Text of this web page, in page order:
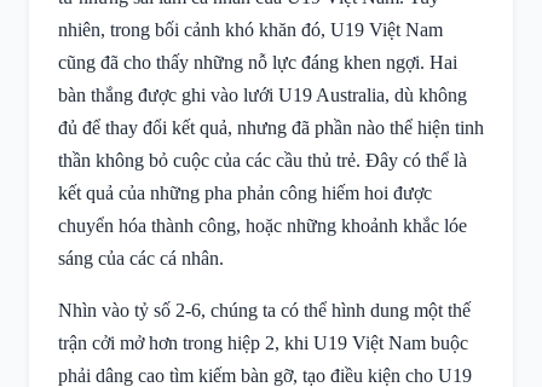
nhiên, trong bối cảnh khó khăn đó, U19 Việt Nam
cũng đã cho thấy những nỗ lực đáng khen ngợi. Hai
bàn thắng được ghi vào lưới U19 Australia, dù không
đủ để thay đổi kết quả, nhưng đã phần nào thể hiện tinh
thần không bỏ cuộc của các cầu thủ trẻ. Đây có thể là
kết quả của những pha phản công hiếm hoi được
chuyển hóa thành công, hoặc những khoảnh khắc lóe
sáng của các cá nhân.
Nhìn vào tỷ số 2-6, chúng ta có thể hình dung một thế
trận cởi mở hơn trong hiệp 2, khi U19 Việt Nam buộc
phải dâng cao tìm kiếm bàn gỡ, tạo điều kiện cho U19